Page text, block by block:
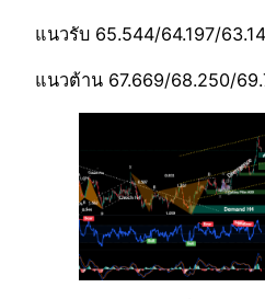
แนวรับ 65.544/64.197/
แนวต้าน 67.669/68.250/